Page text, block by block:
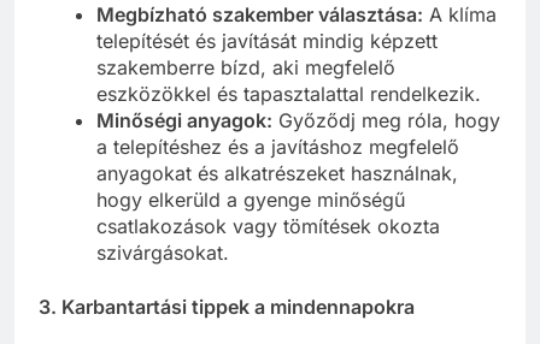
Megbízható szakember választása: A klíma
telepítését és javítását mindig képzett
szakemberre bízd, aki megfelelő
eszközökkel és tapasztalattal rendelkezik.
Minőségi anyagok: Győződj meg róla, hogy
a telepítéshez és a javításhoz megfelelő
anyagokat és alkatrészeket használnak,
hogy elkerüld a gyenge minőségű
csatlakozások vagy tömítések okozta
szivárgásokat.
3. Karbantartási tippek a mindennapokra